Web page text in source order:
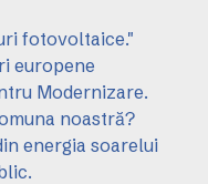
fotovoltaice."
europene
Modernizare.
noastră?
energia soarelui